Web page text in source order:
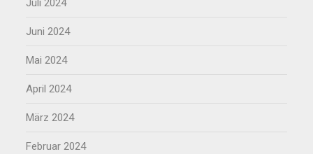
Juli 2024
Juni 2024
Mai 2024
April 2024
März 2024
Februar 2024